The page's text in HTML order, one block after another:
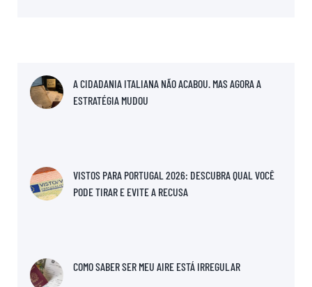
A CIDADANIA ITALIANA NÃO ACABOU. MAS AGORA A
ESTRATÉGIA MUDOU
VISTOS PARA PORTUGAL 2026: DESCUBRA QUAL VOCÊ
PODE TIRAR E EVITE A RECUSA
COMO SABER SER MEU AIRE ESTÁ IRREGULAR